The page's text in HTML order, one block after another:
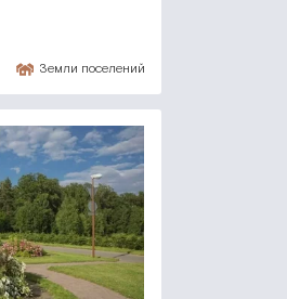
Земли поселений